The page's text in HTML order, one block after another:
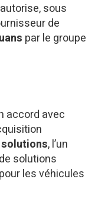
sous
de
par le groupe
accord avec
solutions, l’un
solutions
les véhicules